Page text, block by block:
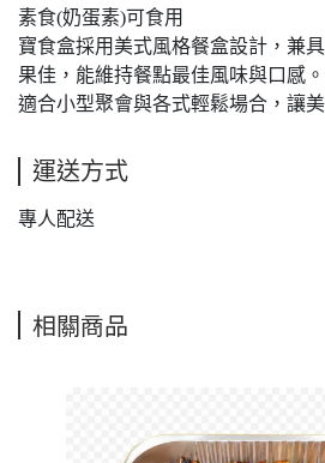
素食(奶蛋素)可食用
寶食盒採用美式風格餐盒設計，兼
果佳，能維持餐點最佳風味與口感。
適合小型聚會與各式輕鬆場合，讓
運送方式
專人配送
相關商品